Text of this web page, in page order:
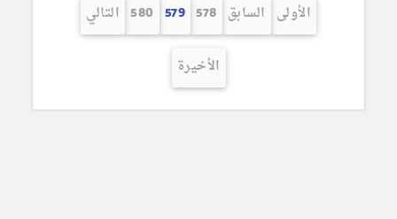
الأولى السابق 578
579
580 التالي
الأخيرة